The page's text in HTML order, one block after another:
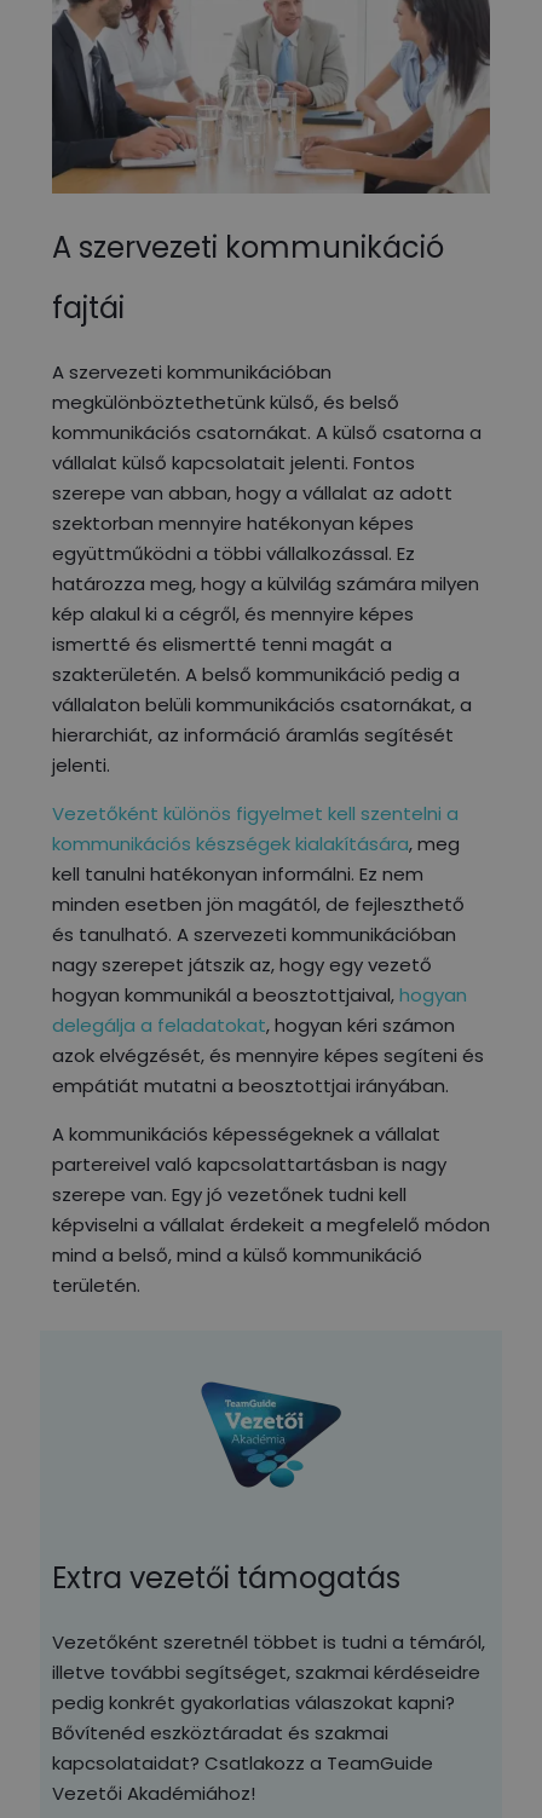
A szervezeti kommunikáció
fajtái
A szervezeti kommunikációban
megkülönböztethetünk külső, és belső
kommunikációs csatornákat. A külső csatorna a
vállalat külső kapcsolatait jelenti. Fontos
szerepe van abban, hogy a vállalat az adott
szektorban mennyire hatékonyan képes
együttműködni a többi vállalkozással. Ez
határozza meg, hogy a külvilág számára milyen
kép alakul ki a cégről, és mennyire képes
ismertté és elismertté tenni magát a
szakterületén. A belső kommunikáció pedig a
vállalaton belüli kommunikációs csatornákat, a
hierarchiát, az információ áramlás segítését
jelenti.
Vezetőként különös figyelmet kell szentelni a
kommunikációs készségek kialakítására, meg
kell tanulni hatékonyan informálni. Ez nem
minden esetben jön magától, de fejleszthető
és tanulható. A szervezeti kommunikációban
nagy szerepet játszik az, hogy egy vezető
hogyan kommunikál a beosztottjaival,hogyan
delegálja a feladatokat, hogyan kéri számon
azok elvégzését, és mennyire képes segíteni és
empátiát mutatni a beosztottjai irányában.
A kommunikációs képességeknek a vállalat
partereivel való kapcsolattartásban is nagy
szerepe van. Egy jó vezetőnek tudni kell
képviselni a vállalat érdekeit a megfelelő módon
mind a belső, mind a külső kommunikáció
területén.
Extra vezetői támogatás
Vezetőként szeretnél többet is tudni a témáról,
illetve további segítséget, szakmai kérdéseidre
pedig konkrét gyakorlatias válaszokat kapni?
Bővítenéd eszköztáradat és szakmai
kapcsolataidat? Csatlakozz a TeamGuide
Vezetői Akadémiához!